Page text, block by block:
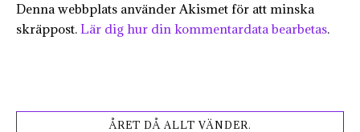
Denna webbplats använder Akismet för att minska
skräppost. Lär dig hur din kommentardata bearbetas.
ÅRET DÅ ALLT VÄNDER.